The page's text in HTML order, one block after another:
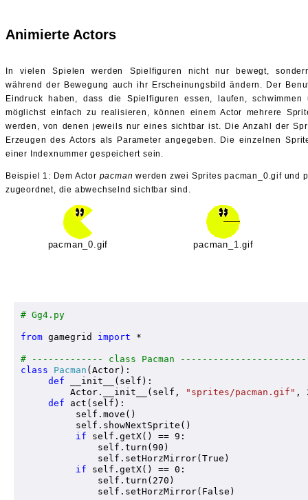
Animierte Actors
In vielen Spielen werden Spielfiguren nicht nur bewegt,
während der Bewegung auch ihr Erscheinungsbild ändern. Der
Eindruck haben, dass die Spielfiguren essen, laufen, schwimmen
möglichst einfach zu realisieren, können einem Actor mehrere
werden, von denen jeweils nur eines sichtbar ist. Die Anzahl der
Erzeugen des Actors als Parameter angegeben. Die einzelnen
einer Indexnummer gespeichert sein.
Beispiel 1: Dem Actor pacman werden zwei Sprites pacman_0.gif und
zugeordnet, die abwechselnd sichtbar sind.
pacman_0.gif pacman_1.gif
# Gg4.py
from gamegrid import *
# ------------- class Pacman
class
Pacman (Actor):
def __init__(self):
         Actor.__init__
(self, "sprites/pacman.gif" ,
def act(self):
          self.move()
          self.
showNextSprite()
if self.getX() == 9:
              self.turn(90)
              self.setHorzMirror(True)
if self.getX() == 0:
              self.turn(270)
              self.setHorzMirror(False)